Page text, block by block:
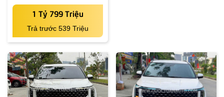
1 Tỷ 799 Triệu
Trả trước 539 Triệu